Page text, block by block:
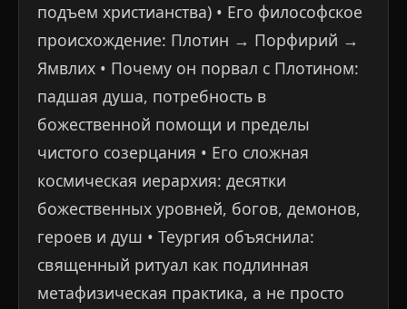
подъем христианства) • Его философское
происхождение: Плотин → Порфирий →
Ямвлих • Почему он порвал с Плотином:
падшая душа, потребность в
божественной помощи и пределы
чистого созерцания • Его сложная
космическая иерархия: десятки
божественных уровней, богов, демонов,
героев и душ • Теургия объяснила:
священный ритуал как подлинная
метафизическая практика, а не просто